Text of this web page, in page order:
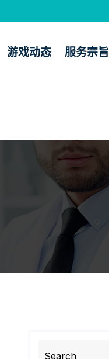
游戏动态 服务宗旨